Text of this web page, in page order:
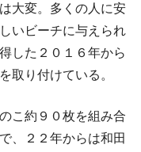
大変。多くの人に安
いビーチに与えられ
した２０１６年から
取り付けている。
こ約９０枚を組み合
、２２年からは和田